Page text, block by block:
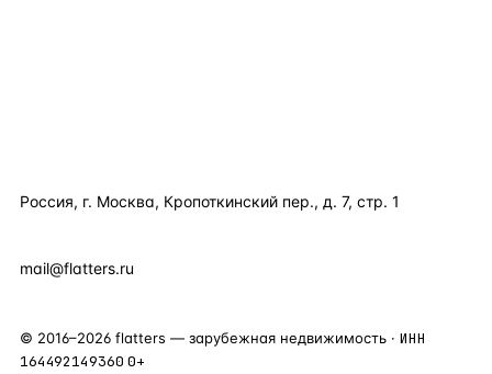
Россия, г. Москва, Кропоткинский пер., д. 7, стр. 1
mail@flatters.ru
© 2016–2026 flatters — зарубежная недвижимость · ИНН
164492149360 0+